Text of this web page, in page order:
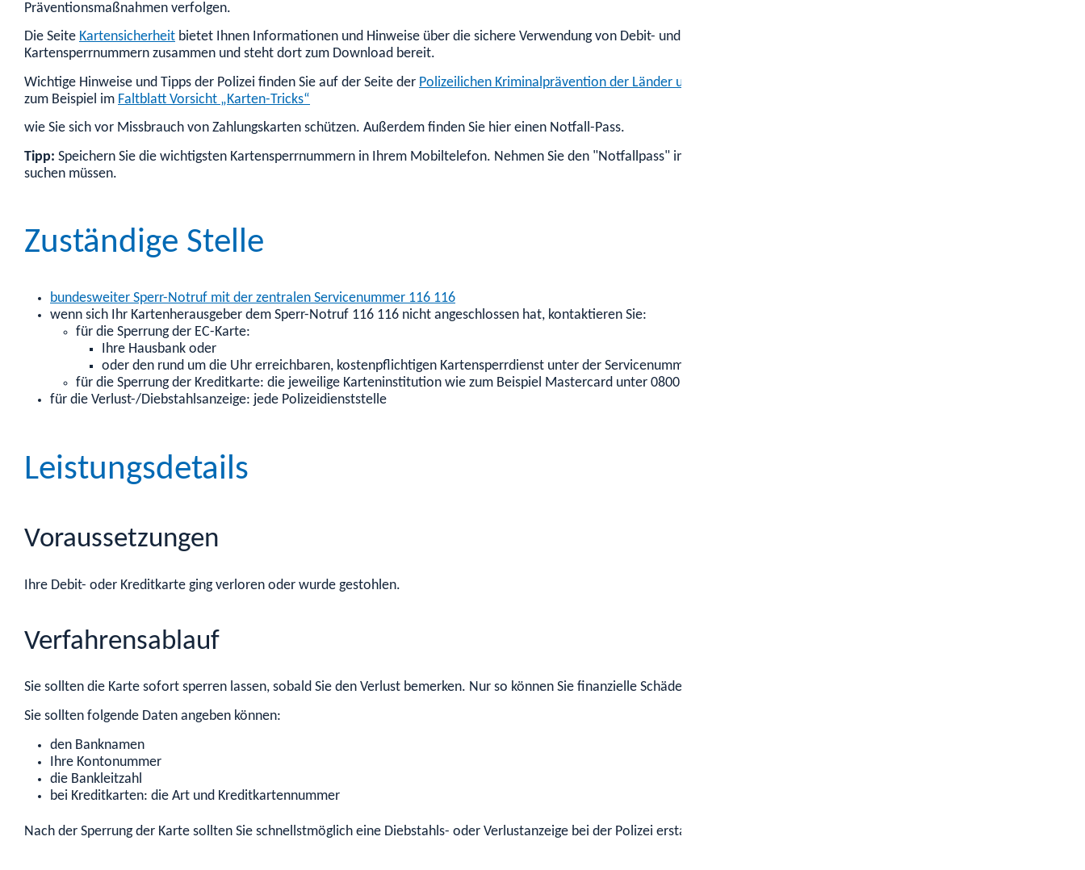
Präventionsmaßnahmen verfolgen.
Die Seite Kartensicherheit bietet Ihnen Informationen und Hinweise über die sichere Verwendung von Debit- und Kreditkarten. Der
Kartensperrnummern zusammen und steht dort zum Download bereit.
Wichtige Hinweise und Tipps der Polizei finden Sie auf der Seite der Polizeilichen Kriminalprävention der Länder und des Bundes: EC- und Kreditkartenbetrug.
zum Beispiel im Faltblatt Vorsicht „Karten-Tricks“
wie Sie sich vor Missbrauch von Zahlungskarten schützen. Außerdem finden Sie hier einen Notfall-Pass.
Tipp: Speichern Sie die wichtigsten Kartensperrnummern in Ihrem Mobiltelefon. Nehmen Sie den "Notfallpass" immer mit, damit Sie im Ernstfall nicht erst nach den Nummern
suchen müssen.
Zuständige Stelle
bundesweiter Sperr-Notruf mit der zentralen Servicenummer 116 116
wenn sich Ihr Kartenherausgeber dem Sperr-Notruf 116 116 nicht angeschlossen hat, kontaktieren Sie:
für die Sperrung der EC-Karte:
Ihre Hausbank oder
oder den rund um die Uhr erreichbaren, kostenpflichtigen Kartensperrdienst unter der Servicenummer +49 (0) 1805 021021
für die Sperrung der Kreditkarte: die jeweilige Karteninstitution wie zum Beispiel Mastercard unter 0800 071 3542 oder VISA-Card unter 0800 8118 440
für die Verlust-/Diebstahlsanzeige: jede Polizeidienststelle
Leistungsdetails
Voraussetzungen
Ihre Debit- oder Kreditkarte ging verloren oder wurde gestohlen.
Verfahrensablauf
Sie sollten die Karte sofort sperren lassen, sobald Sie den Verlust bemerken. Nur so können Sie finanzielle Schäden eingrenzen oder vermeiden.
Sie sollten folgende Daten angeben können:
den Banknamen
Ihre Kontonummer
die Bankleitzahl
bei Kreditkarten: die Art und Kreditkartennummer
Nach der Sperrung der Karte sollten Sie schnellstmöglich eine Diebstahls- oder Verlustanzeige bei der Polizei erstatten.